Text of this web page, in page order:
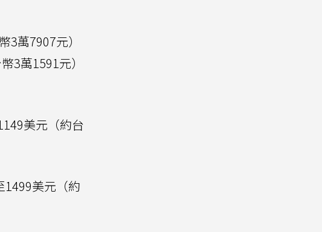
3萬7907元）
3萬1591元）
美元（約台
1499美元（約